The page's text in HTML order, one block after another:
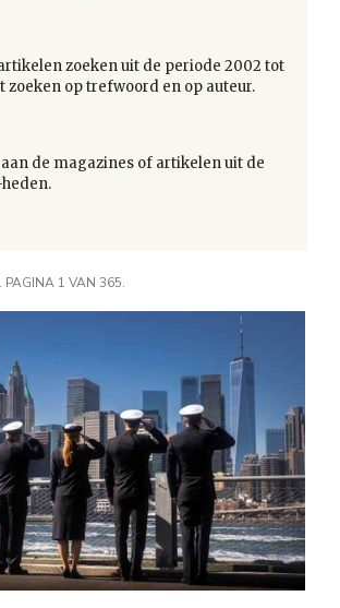
zoeken uit de periode 2002 tot
zoeken op trefwoord en op auteur.
de magazines of artikelen uit de
PAGINA 1 VAN 365.